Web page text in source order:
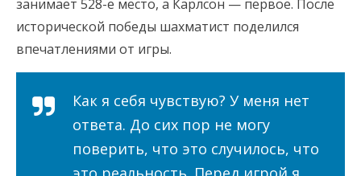
занимает 528-е место, а Карлсон — первое. После
исторической победы шахматист поделился
впечатлениями от игры.
Как я себя чувствую? У меня нет
ответа. До сих пор не могу
поверить, что это случилось, что